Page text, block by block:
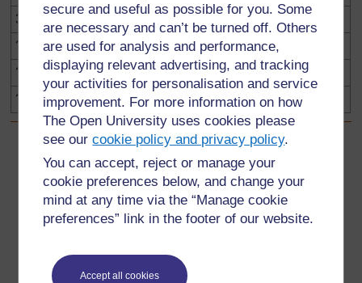
secure and useful as possible for you. Some
are necessary and can’t be turned off. Others
are used for analysis and performance,
displaying relevant advertising, and tracking
your activities for personalisation and service
improvement. For more information on how
The Open University uses cookies please
see ourcookie policy and privacy policy.
You can accept, reject or manage your
cookie preferences below, and change your
mind at any time via the “Manage cookie
preferences” link in the footer of our website.
Accept all cookies
3
?
?
?
?
?
?
Précédent
Précédent
Ressource 2 : Tableau de multiplications
Ressource 4 : Table de multiplication